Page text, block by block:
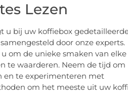
Lezen
u bij uw koffiebox
door onze experts.
om de unieke smaken van elke
te waarderen. Neem de tijd om
en te experimenteren met
om het meeste uit uw